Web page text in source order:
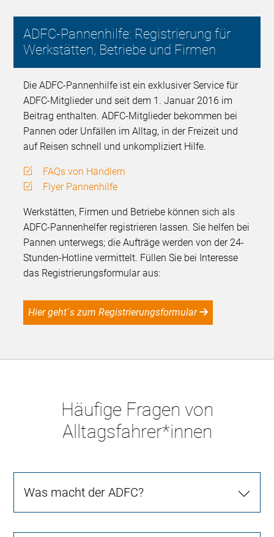
ADFC-Pannenhilfe: Registrierung für
Werkstätten, Betriebe und Firmen
Die ADFC-Pannenhilfe ist ein exklusiver Service für
ADFC-Mitglieder und seit dem 1. Januar 2016 im
Beitrag enthalten. ADFC-Mitglieder bekommen bei
Pannen oder Unfällen im Alltag, in der Freizeit und
auf Reisen schnell und unkompliziert Hilfe.
FAQs von Händlern
Flyer Pannenhilfe
Werkstätten, Firmen und Betriebe können sich als
ADFC-Pannenhelfer registrieren lassen. Sie helfen bei
Pannen unterwegs; die Aufträge werden von der 24-
Stunden-Hotline vermittelt. Füllen Sie bei Interesse
das Registrierungsformular aus:
Hier geht´s zum Registrierungsformular
Häufige Fragen von
Alltagsfahrer*innen
Was macht der ADFC?